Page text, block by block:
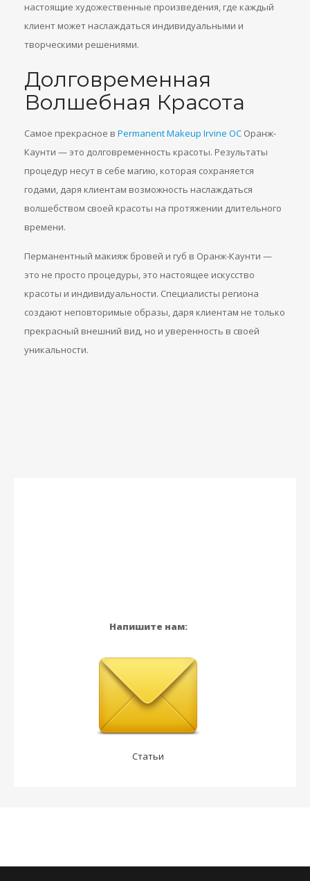
настоящие художественные произведения, где каждый
клиент может наслаждаться индивидуальными и
творческими решениями.
Долговременная
Волшебная Красота
Самое прекрасное в Permanent Makeup Irvine OC Оранж-
Каунти — это долговременность красоты. Результаты
процедур несут в себе магию, которая сохраняется
годами, даря клиентам возможность наслаждаться
волшебством своей красоты на протяжении длительного
времени.
Перманентный макияж бровей и губ в Оранж-Каунти —
это не просто процедуры, это настоящее искусство
красоты и индивидуальности. Специалисты региона
создают неповторимые образы, даря клиентам не только
прекрасный внешний вид, но и уверенность в своей
уникальности.
Напишите нам:
Статьи